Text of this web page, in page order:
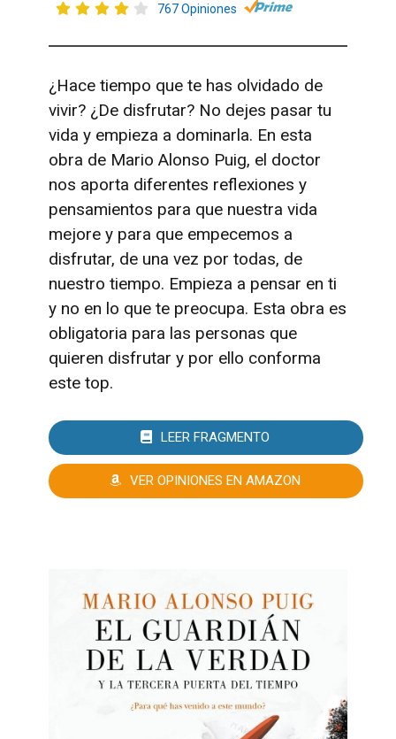
767 Opiniones
¿Hace tiempo que te has olvidado de
vivir? ¿De disfrutar? No dejes pasar tu
vida y empieza a dominarla. En esta
obra de Mario Alonso Puig, el doctor
nos aporta diferentes reflexiones y
pensamientos para que nuestra vida
mejore y para que empecemos a
disfrutar, de una vez por todas, de
nuestro tiempo. Empieza a pensar en ti
y no en lo que te preocupa. Esta obra es
obligatoria para las personas que
quieren disfrutar y por ello conforma
este top.
LEER FRAGMENTO
VER OPINIONES EN AMAZON